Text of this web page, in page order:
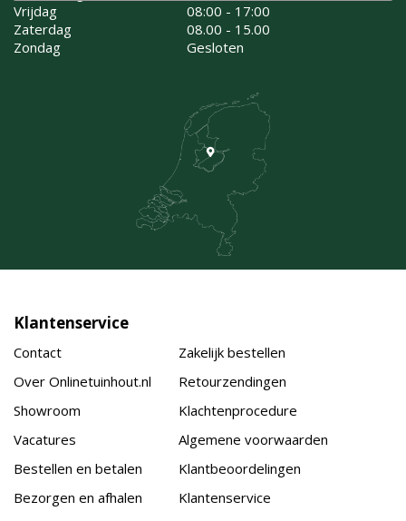
Vrijdag
08:00 - 17:00
Zaterdag
08.00 - 15.00
Zondag
Gesloten
Klantenservice
Contact
Over Onlinetuinhout.nl
Showroom
Vacatures
Bestellen en betalen
Bezorgen en afhalen
Zakelijk bestellen
Retourzendingen
Klachtenprocedure
Algemene voorwaarden
Klantbeoordelingen
Klantenservice